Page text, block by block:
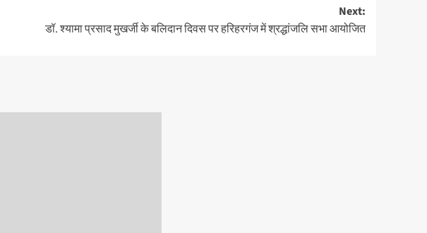
Next:
डॉ. श्यामा प्रसाद मुखर्जी के बलिदान दिवस पर हरिहरगंज में श्रद्धांजलि सभा आयोजित